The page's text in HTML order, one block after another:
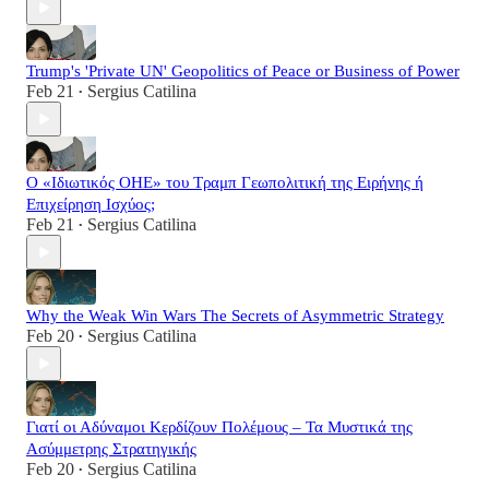
Trump's 'Private UN' Geopolitics of Peace or Business of Power
Feb 21 • Sergius Catilina
Ο «Ιδιωτικός ΟΗΕ» του Τραμπ Γεωπολιτική της Ειρήνης ή
Επιχείρηση Ισχύος;
Feb 21 • Sergius Catilina
Why the Weak Win Wars The Secrets of Asymmetric Strategy
Feb 20 • Sergius Catilina
Γιατί οι Αδύναμοι Κερδίζουν Πολέμους – Τα Μυστικά της
Ασύμμετρης Στρατηγικής
Feb 20 • Sergius Catilina